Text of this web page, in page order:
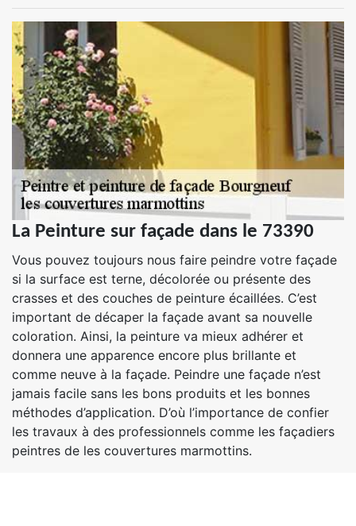
La Peinture sur façade dans le 73390
Vous pouvez toujours nous faire peindre votre façade
si la surface est terne, décolorée ou présente des
crasses et des couches de peinture écaillées. C’est
important de décaper la façade avant sa nouvelle
coloration. Ainsi, la peinture va mieux adhérer et
donnera une apparence encore plus brillante et
comme neuve à la façade. Peindre une façade n’est
jamais facile sans les bons produits et les bonnes
méthodes d’application. D’où l’importance de confier
les travaux à des professionnels comme les façadiers
peintres de les couvertures marmottins.